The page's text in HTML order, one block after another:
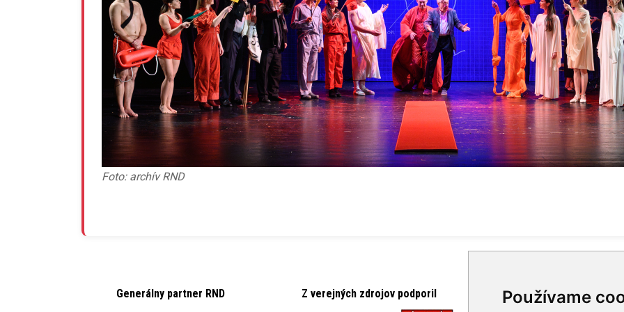
Používame
Foto: archív RND
Generálny partner RND Z verejných zdrojov podporil Mediálni partneri RND